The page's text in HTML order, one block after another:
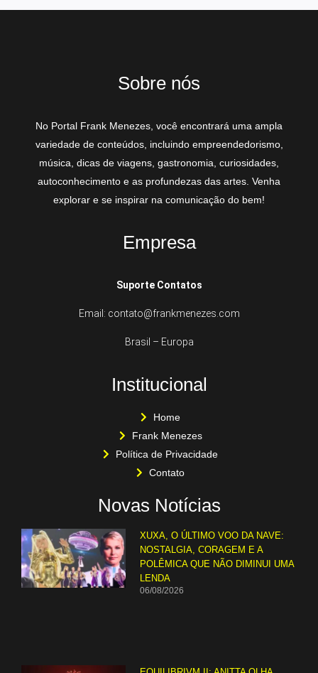
Sobre nós
No Portal Frank Menezes, você encontrará uma ampla
variedade de conteúdos, incluindo empreendedorismo,
música, dicas de viagens, gastronomia, curiosidades,
autoconhecimento e as profundezas das artes. Venha
explorar e se inspirar na comunicação do bem!
Empresa
Suporte Contatos
Email: contato@frankmenezes.com
Brasil – Europa
Institucional
Home
Frank Menezes
Política de Privacidade
Contato
Novas Notícias
XUXA, O ÚLTIMO VOO DA NAVE:
NOSTALGIA, CORAGEM E A
POLÊMICA QUE NÃO DIMINUI UMA
LENDA
06/08/2026